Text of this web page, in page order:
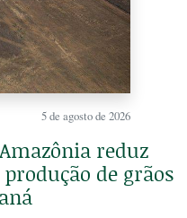
5 de agosto de 2026
reduz
de grãos